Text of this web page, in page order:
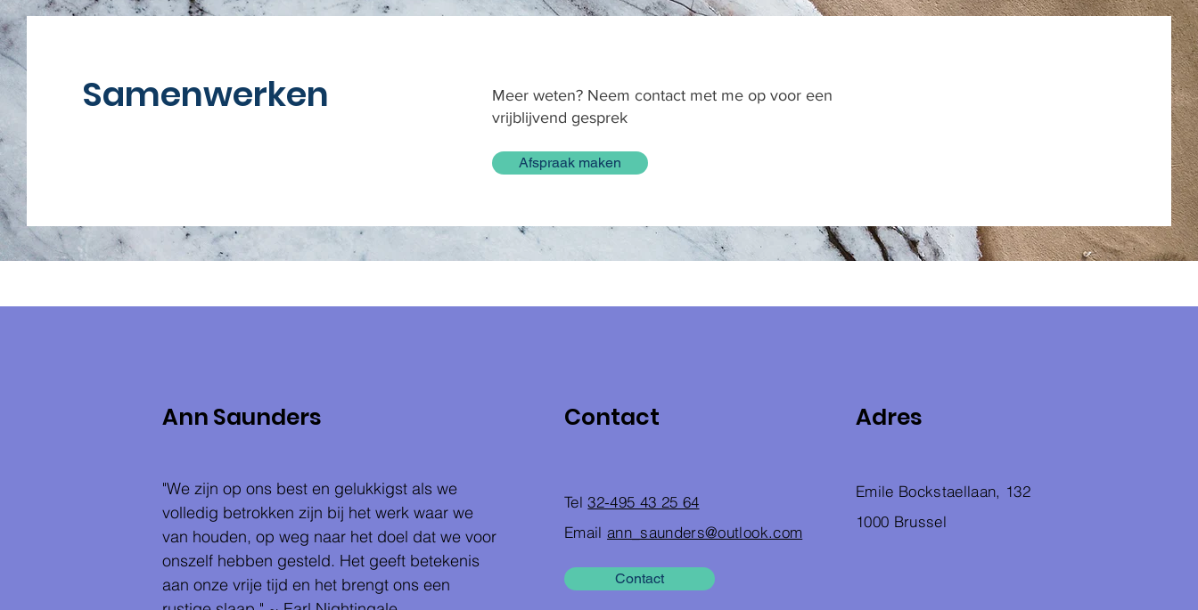
Samenwerken
Meer weten? Neem contact met me op voor een
vrijblijvend gesprek
Afspraak maken
Ann Saunders
"We zijn op ons best en gelukkigst als we
volledig betrokken zijn bij het werk waar we
van houden, op weg naar het doel dat we voor
onszelf hebben gesteld. Het geeft betekenis
aan onze vrije tijd en het brengt ons een
Contact Adres
Tel32-495 43 25 64
Emailann_saunders@outlook.com
Emile Bockstaellaan, 132
1000 Brussel
Contact